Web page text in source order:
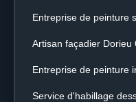
Entreprise de peinture
Artisan façadier Dorieu
Entreprise de peinture
Service d'habillage